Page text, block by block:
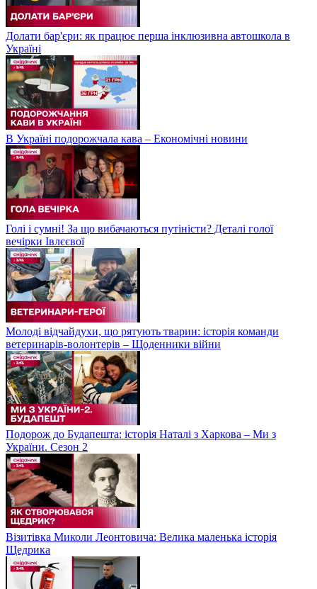
Долати бар'єри: як працює перша інклюзивна автошкола в
Україні
В Україні подорожчала кава – Економічні новини
Голі і сумні! За що вибачаються путіністи? Деталі голої
вечірки Івлєєвої
Молоді відчайдухи, що рятують тварин: історія команди
ветеринарів-волонтерів – Щоденники війни
Подорож до Будапешта: історія Наталі з Харкова – Ми з
України. Сезон 2
Візитівка Миколи Леонтовича: Велика маленька історія
Щедрика